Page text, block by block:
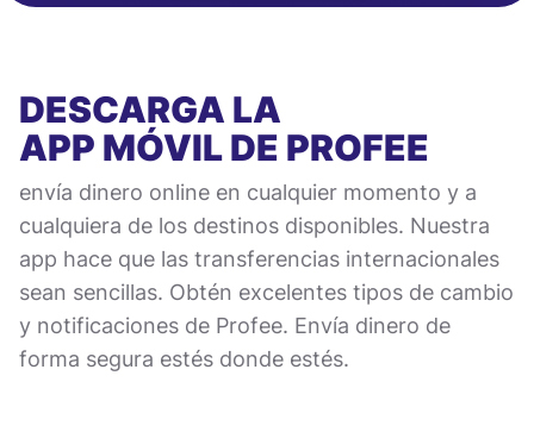
DESCARGA LA
APP MÓVILDE PROFEE
envía dinero online en cualquier momento y a
cualquiera de los destinos disponibles. Nuestra
app hace que las transferencias internacionales
sean sencillas. Obtén excelentes tipos de cambio
y notificaciones de Profee. Envía dinero de
forma segura estés donde estés.